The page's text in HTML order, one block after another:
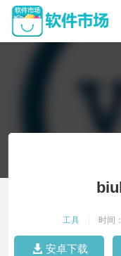
工具 时间
安卓下载